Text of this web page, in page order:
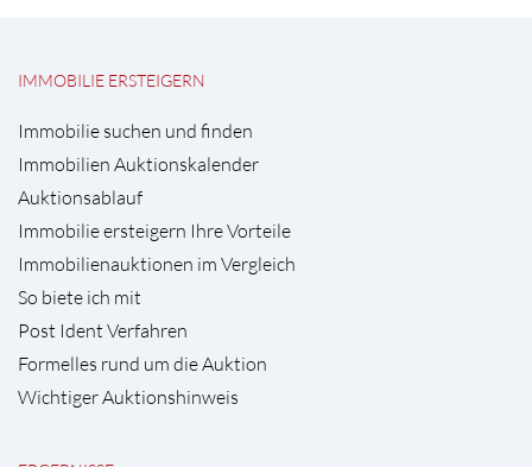
IMMOBILIE ERSTEIGERN
Immobilie suchen und finden
Immobilien Auktionskalender
Auktionsablauf
Immobilie ersteigern Ihre Vorteile
Immobilienauktionen im Vergleich
So biete ich mit
Post Ident Verfahren
Formelles rund um die Auktion
Wichtiger Auktionshinweis